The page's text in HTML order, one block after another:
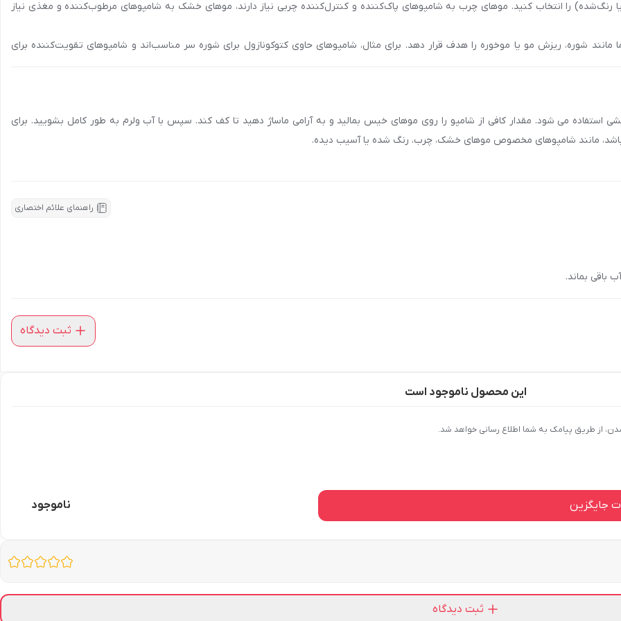
ابریشمی، درخشان و خوش‌حالت باشند. این محصول برای انواع مو، به ویژه موهای نازک، ضعیف و مستعد ریزش مناسب است و استفاده از آن در
می‌شود. علاوه بر تقویت و ضد ریزش، این پک دارای هدیه ویژه‌ای به نام رو بالشتی ساتن است که نقش مهمی در حفظ سلامت مو دارد. پوست سر
بالش‌های پنبه‌ای در طول خواب باعث شکستن تارهای مو و ایجاد الکتریسیته ساکن می‌شود. رو بالشتی ساتن با سطحی صاف و لیز، اصطکاک را به حداقل
کیفیت خواب را نیز بالا می‌برد و تجربه‌ای دلپذیر و انرژی‌بخش است. هنگام استفاده از پک تونیک و شامپو به همراه گیفت اسکرانجی و رو بالشتی
یا تحریک پوستی، مصرف را متوقف کنید. محصولات را در جای خشک، خنک و دور از تابش مستقیم نور خورشید نگهداری کنید و رو بالشتی را طبق
و مراقبت از مو در هنگام خواب، به عنوان یک انتخاب هوشمندانه و ضروری برای روتین مراقبت از موهای ضعیف شناخته می‌شود. استفاده مداوم و
ساتن سیسپرسا
و رو بالشتی ساتن سیسپرسا
را انتخاب کنید. موهای چرب به شامپوهای پاک‌کننده و کنترل‌کننده چربی نیاز دارند، موهای خشک به شامپوهای مرطوب‌کننده و مغذی نیاز
شوره، ریزش مو یا موخوره را هدف قرار دهد. برای مثال، شامپوهای حاوی کتوکونازول برای شوره سر مناسب‌اند و شامپوهای تقویت‌کننده برای
استفاده می شود. مقدار کافی از شامپو را روی موهای خیس بمالید و به آرامی ماساژ دهید تا کف کند. سپس با آب ولرم به طور کامل بشویید. برای
باشد، مانند شامپوهای مخصوص موهای خشک، چرب، رنگ شده یا آسیب دیده.
راهنمای علائم اختصاری
باقی بماند.
ثبت دیدگاه
این محصول ناموجود است
از طریق پیامک به شما اطلاع رسانی خواهد شد.
جایگزین ناموجود
ثبت دیدگاه